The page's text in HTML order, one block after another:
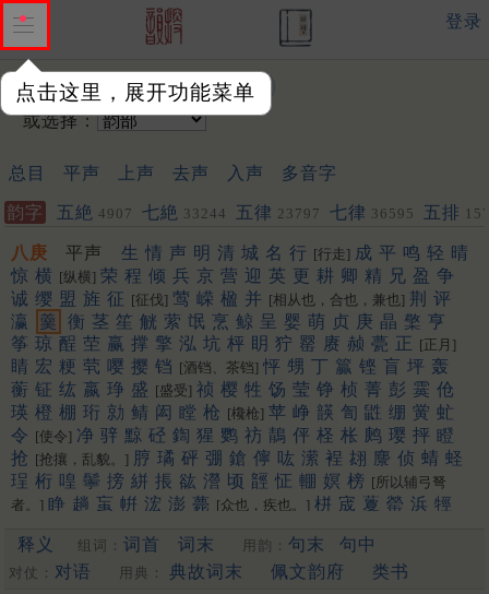
点击这里，展开功能菜单
登录
输入韵字：
或选择：
总目 平声 上声 去声 入声 多音字
韵字 五絶 4907 七絶 33244 五律 23797 七律 36595 五排
452
八庚 平声 生 情 声 明 清 城 名 行 [行走] 成 平 鸣 轻 晴
惊 横 [纵横] 荣 程 倾 兵 京 营 迎 英 更 耕 卿 精 兄 盈 争
诚 缨 盟 旌 征 [征伐] 莺 嵘 楹 并 [相从也，合也，兼也] 荆 评
瀛
羹 衡 茎 笙 觥 萦 氓 烹 鲸 呈 婴 萌 贞 庚 晶 檠 亨
筝 琼 酲 茔 赢 撑 擎 泓 坑 枰 眀 狞 罂 赓 赪 甍 正 [正月]
睛 宏 粳 茕 嘤 撄 铛 [酒铛、茶铛] 怦 甥 丁 籯 铿 盲 坪 轰
蘅 钲 纮 嬴 琤 盛 [盛受] 祯 樱 牲 饧 莹 铮 桢 菁 彭 霙 伧
瑛 橙 棚 珩 勍 鲭 闳 瞠 枪 [欃枪] 苹 峥 韺 訇 鼪 绷 黉 虻
令 [使令] 净 骍 黥 硁 鍧 猩 鹦 祊 鶄 伻 柽 枨 鹒 璎 抨 瞪
抢 [抢攘，乱貌。] 脝 璚 砰 弸 鎗 儜 吰 潆 裎 翃 麖 侦 蜻 蛏
珵 桁 喤 鬡 搒 絣 掁 谹 瀯 顷 䪫 怔 輣 嫇 榜 [所以辅弓弩
者。] 睁 趟 䖟 帲 浤 澎 薨 [众也，疾也。] 栟 宬 藑 罃 浜 牼
巆 䲔 䃘 膨 洴 狰 媖 夐 筬 䄇 䦕 拧 姘 蝾 硡
浈
䋫 擏 霐 䟫 鴊 撜 拼 圊 盯 咣 耾 鋐 觲 蠳
释义 组词： 词首 词末 用韵： 句末 句中
对仗： 对语 用典： 典故词末 佩文韵府 类书